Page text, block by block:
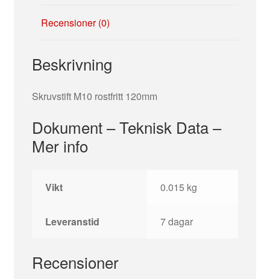
Recensioner (0)
Beskrivning
Skruvstift M10 rostfritt 120mm
Dokument – Teknisk Data –
Mer info
Vikt 0.015 kg
Leveranstid 7 dagar
Recensioner